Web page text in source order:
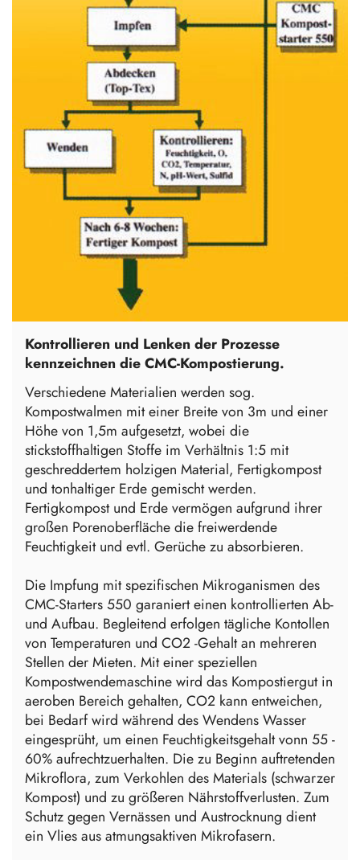
Kontrollieren und Lenken der Prozesse
kennzeichnen die CMC-Kompostierung.
Verschiedene Materialien werden sog.
Kompostwalmen mit einer Breite von 3m und einer
Höhe von 1,5m aufgesetzt, wobei die
stickstoffhaltigen Stoffe im Verhältnis 1:5 mit
geschreddertem holzigen Material, Fertigkompost
und tonhaltiger Erde gemischt werden.
Fertigkompost und Erde vermögen aufgrund ihrer
großen Porenoberfläche die freiwerdende
Feuchtigkeit und evtl. Gerüche zu absorbieren.
Die Impfung mit spezifischen Mikroganismen des
CMC-Starters 550 garaniert einen kontrollierten Ab-
und Aufbau. Begleitend erfolgen tägliche Kontollen
von Temperaturen und CO2 -Gehalt an mehreren
Stellen der Mieten. Mit einer speziellen
Kompostwendemaschine wird das Kompostiergut in
aeroben Bereich gehalten, CO2 kann entweichen,
bei Bedarf wird während des Wendens Wasser
eingesprüht, um einen Feuchtigkeitsgehalt vonn 55 -
60% aufrechtzuerhalten. Die zu Beginn auftretenden
Mikroflora, zum Verkohlen des Materials (schwarzer
Kompost) und zu größeren Nährstoffverlusten. Zum
Schutz gegen Vernässen und Austrocknung dient
ein Vlies aus atmungsaktiven Mikrofasern.